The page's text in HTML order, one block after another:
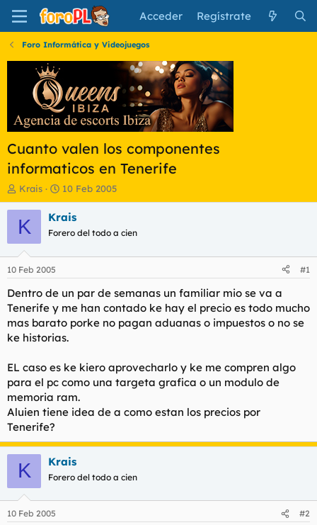
Acceder Regístrate
Foro Informática y Videojuegos
Cuanto valen los componentes
informaticos en Tenerife
I
n
i
c
a
d
o
r
e
l
t
m
a
Krais
F
e
c
a
i
n
c
i
o
10 Feb 2005
K Krais
Forero del todo a cien
10 Feb 2005 #1
Dentro de un par de semanas un familiar mio se va a
Tenerife y me han contado ke hay el precio es todo mucho
mas barato porke no pagan aduanas o impuestos o no se
ke historias.
EL caso es ke kiero aprovecharlo y ke me compren algo
para el pc como una targeta grafica o un modulo de
memoria ram.
Aluien tiene idea de a como estan los precios por
Tenerife?
K Krais
Forero del todo a cien
10 Feb 2005 #2